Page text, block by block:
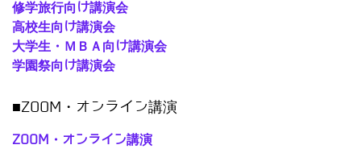
修学旅行向け講演会
高校生向け講演会
大学生・ＭＢＡ向け講演会
学園祭向け講演会
■ZOOM・オンライン講演
ZOOM・オンライン講演